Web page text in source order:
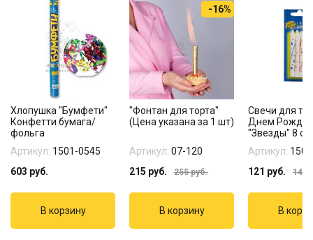
Хлопушка "Бумфети"
Конфетти бумага/
фольга
Артикул: 1501-0545
603 руб.
-16%
"Фонтан для торта"
(Цена указана за 1 шт)
Артикул: 07-120
215 руб. 255руб.
Свечи для
Днем
"Звезды" 8 см
Артикул:
121 руб. 140